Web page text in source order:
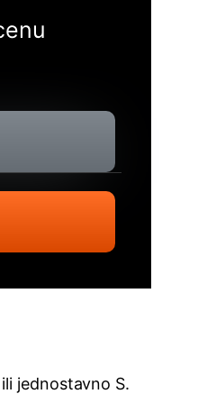
jednostavno S.